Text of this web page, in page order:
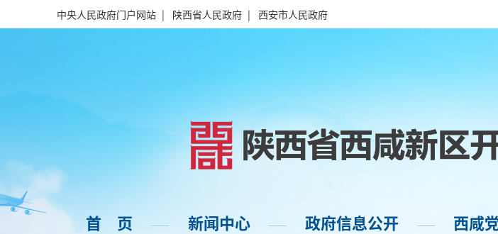
中央人民政府门户网站 | 陕西省人民政府 | 西安市人民政府
首 页 —— 新闻中心 —— 政府信息公开 —— 西咸